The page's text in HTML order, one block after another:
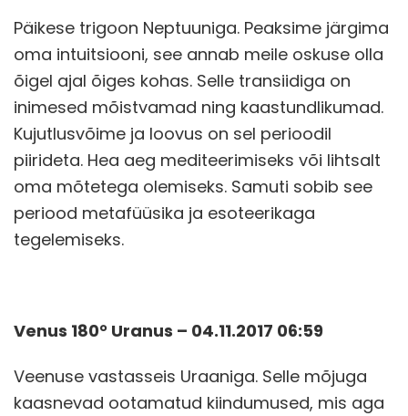
Päikese trigoon Neptuuniga. Peaksime järgima
oma intuitsiooni, see annab meile oskuse olla
õigel ajal õiges kohas. Selle transiidiga on
inimesed mõistvamad ning kaastundlikumad.
Kujutlusvõime ja loovus on sel perioodil
piirideta. Hea aeg mediteerimiseks või lihtsalt
oma mõtetega olemiseks. Samuti sobib see
periood metafüüsika ja esoteerikaga
tegelemiseks.
Venus 180° Uranus – 04.11.2017 06:59
Veenuse vastasseis Uraaniga. Selle mõjuga
kaasnevad ootamatud kiindumused, mis aga